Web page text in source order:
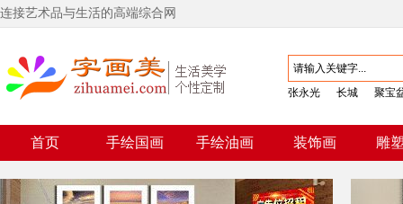
连接艺术品与生活的高端综合网
张永光 长城 聚宝
首页 手绘国画 手绘油画 装饰画 雕